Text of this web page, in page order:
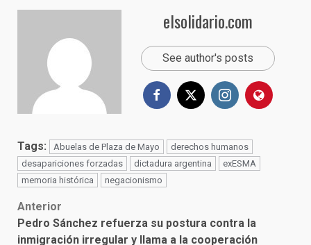
elsolidario.com
See author's posts
Tags: Abuelas de Plaza de Mayo
derechos humanos
desapariciones forzadas
dictadura argentina
exESMA
memoria histórica
negacionismo
Post
navigation
Anterior
Pedro Sánchez refuerza su postura contra la
inmigración irregular y llama a la cooperación